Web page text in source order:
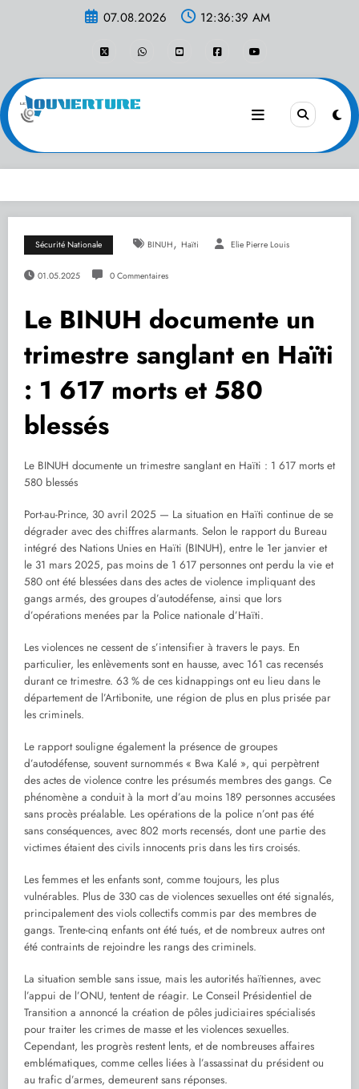
07.08.2026 12:36:39 AM
Sécurité Nationale BINUH , Haïti Elie Pierre Louis
01.05.2025 0 Commentaires
Le BINUH documente un
trimestre sanglant en Haïti
: 1 617 morts et 580
blessés
Le BINUH documente un trimestre sanglant en Haïti : 1 617 morts et
580 blessés
Port-au-Prince, 30 avril 2025 — La situation en Haïti continue de se
dégrader avec des chiffres alarmants. Selon le rapport du Bureau
intégré des Nations Unies en Haïti (BINUH), entre le 1er janvier et
le 31 mars 2025, pas moins de 1 617 personnes ont perdu la vie et
580 ont été blessées dans des actes de violence impliquant des
gangs armés, des groupes d’autodéfense, ainsi que lors
d’opérations menées par la Police nationale d’Haïti.
Les violences ne cessent de s’intensifier à travers le pays. En
particulier, les enlèvements sont en hausse, avec 161 cas recensés
durant ce trimestre. 63 % de ces kidnappings ont eu lieu dans le
département de l’Artibonite, une région de plus en plus prisée par
les criminels.
Le rapport souligne également la présence de groupes
d’autodéfense, souvent surnommés « Bwa Kalé », qui perpètrent
des actes de violence contre les présumés membres des gangs. Ce
phénomène a conduit à la mort d’au moins 189 personnes accusées
sans procès préalable. Les opérations de la police n’ont pas été
sans conséquences, avec 802 morts recensés, dont une partie des
victimes étaient des civils innocents pris dans les tirs croisés.
Les femmes et les enfants sont, comme toujours, les plus
vulnérables. Plus de 330 cas de violences sexuelles ont été signalés,
principalement des viols collectifs commis par des membres de
gangs. Trente-cinq enfants ont été tués, et de nombreux autres ont
été contraints de rejoindre les rangs des criminels.
La situation semble sans issue, mais les autorités haïtiennes, avec
l’appui de l’ONU, tentent de réagir. Le Conseil Présidentiel de
Transition a annoncé la création de pôles judiciaires spécialisés
pour traiter les crimes de masse et les violences sexuelles.
Cependant, les progrès restent lents, et de nombreuses affaires
emblématiques, comme celles liées à l’assassinat du président ou
au trafic d’armes, demeurent sans réponses.